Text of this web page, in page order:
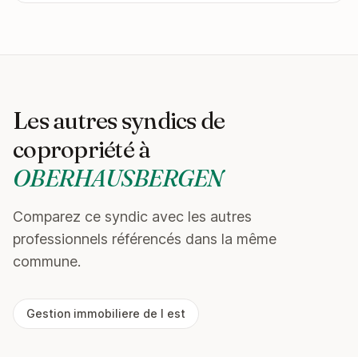
Les autres syndics de
copropriété à
OBERHAUSBERGEN
Comparez ce syndic avec les autres
professionnels référencés dans la même
commune.
Gestion immobiliere de l est